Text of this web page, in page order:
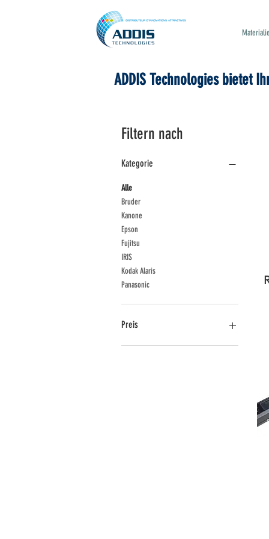
ADDIS Technologies bietet
Filtern nach
Kategorie
Alle
Bruder
Kanone
Epson
Fujitsu
IRIS
Kodak Alaris
Panasonic
Preis